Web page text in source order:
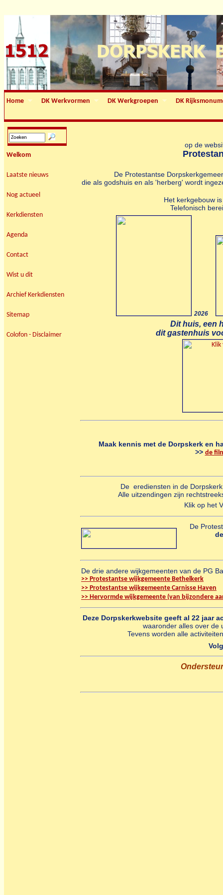
Home DK Werkvormen DK Werkgroepen DK
Welkom
Laatste nieuws
Nog actueel
Kerkdiensten
Agenda
Contact
Wist u dit
Archief Kerkdiensten
Sitemap
Colofon - Disclaimer
op de
De Protestantse
die als godshuis en als 'herberg' wordt
Het kerkgebouw
Telefonisch
2026
Dit huis, een
dit gastenhuis
Maak kennis met de Dorpskerk en
>> de
De erediensten in de
Alle uitzendingen zijn
Klik op het
De
De drie andere wijkgemeenten van de PG
>> Protestantse wijkgemeente Bethelkerk
>> Protestantse wijkgemeente Carnisse Haven
>> Hervormde wijkgemeente (van bijzondere
Deze Dorpskerkwebsite geeft al 22 jaar
waaronder alles over de
Tevens worden alle